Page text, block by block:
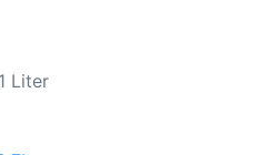
Liter